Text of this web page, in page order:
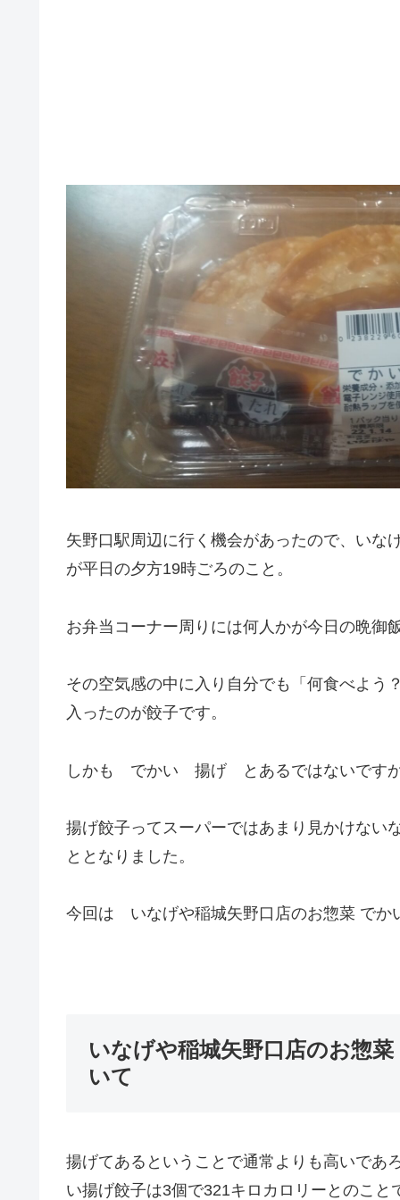
矢野口駅周辺に行く機会があったので、いな
が平日の夕方19時ごろのこと。
お弁当コーナー周りには何人かが今日の晩御
その空気感の中に入り自分でも「何食べよう
入ったのが餃子です。
しかも でかい 揚げ とあるではないですか
揚げ餃子ってスーパーではあまり見かけない
ととなりました。
今回は いなげや稲城矢野口店のお惣菜 でか
いなげや稲城矢野口店のお惣
いて
揚げてあるということで通常よりも高いであ
い揚げ餃子は3個で321キロカロリーとのこと